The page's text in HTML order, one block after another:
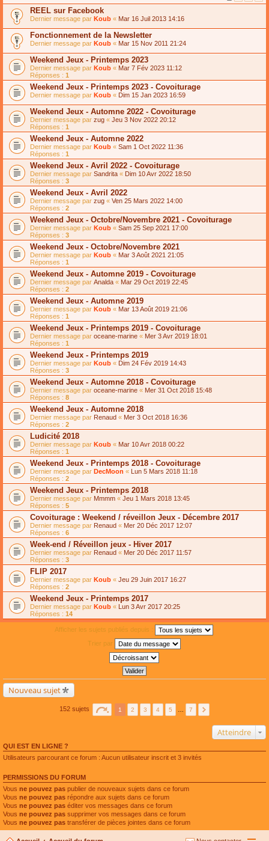
REEL sur Facebook
Dernier message par Koub « Mar 16 Juil 2013 14:16
Fonctionnement de la Newsletter
Dernier message par Koub « Mar 15 Nov 2011 21:24
Weekend Jeux - Printemps 2023
Dernier message par Koub « Mar 7 Fév 2023 11:12
Réponses : 1
Weekend Jeux - Printemps 2023 - Covoiturage
Dernier message par Koub « Dim 15 Jan 2023 16:59
Weekend Jeux - Automne 2022 - Covoiturage
Dernier message par zug « Jeu 3 Nov 2022 20:12
Réponses : 1
Weekend Jeux - Automne 2022
Dernier message par Koub « Sam 1 Oct 2022 11:36
Réponses : 1
Weekend Jeux - Avril 2022 - Covoiturage
Dernier message par Sandrita « Dim 10 Avr 2022 18:50
Réponses : 3
Weekend Jeux - Avril 2022
Dernier message par zug « Ven 25 Mars 2022 14:00
Réponses : 2
Weekend Jeux - Octobre/Novembre 2021 - Covoiturage
Dernier message par Koub « Sam 25 Sep 2021 17:00
Réponses : 3
Weekend Jeux - Octobre/Novembre 2021
Dernier message par Koub « Mar 3 Août 2021 21:05
Réponses : 1
Weekend Jeux - Automne 2019 - Covoiturage
Dernier message par Analda « Mar 29 Oct 2019 22:45
Réponses : 2
Weekend Jeux - Automne 2019
Dernier message par Koub « Mar 13 Août 2019 21:06
Réponses : 1
Weekend Jeux - Printemps 2019 - Covoiturage
Dernier message par oceane-marine « Mer 3 Avr 2019 18:01
Réponses : 1
Weekend Jeux - Printemps 2019
Dernier message par Koub « Dim 24 Fév 2019 14:43
Réponses : 3
Weekend Jeux - Automne 2018 - Covoiturage
Dernier message par oceane-marine « Mer 31 Oct 2018 15:48
Réponses : 8
Weekend Jeux - Automne 2018
Dernier message par Renaud « Mer 3 Oct 2018 16:36
Réponses : 2
Ludicité 2018
Dernier message par Koub « Mar 10 Avr 2018 00:22
Réponses : 1
Weekend Jeux - Printemps 2018 - Covoiturage
Dernier message par DecMoon « Lun 5 Mars 2018 11:18
Réponses : 2
Weekend Jeux - Printemps 2018
Dernier message par Mmmm « Jeu 1 Mars 2018 13:45
Réponses : 5
Covoiturage : Weekend / réveillon Jeux - Décembre 2017
Dernier message par Renaud « Mer 20 Déc 2017 12:07
Réponses : 6
Week-end / Réveillon jeux - Hiver 2017
Dernier message par Renaud « Mer 20 Déc 2017 11:57
Réponses : 3
FLIP 2017
Dernier message par Koub « Jeu 29 Juin 2017 16:27
Réponses : 2
Weekend Jeux - Printemps 2017
Dernier message par Koub « Lun 3 Avr 2017 20:25
Réponses : 14
Afficher les sujets publiés depuis :
Trier par
Nouveau sujet
152 sujets 1 2 3 4 5 7
Atteindre
QUI EST EN LIGNE ?
Utilisateurs parcourant ce forum : Aucun utilisateur inscrit et 3 invités
PERMISSIONS DU FORUM
Vous ne pouvez pas publier de nouveaux sujets dans ce forum
Vous ne pouvez pas répondre aux sujets dans ce forum
Vous ne pouvez pas éditer vos messages dans ce forum
Vous ne pouvez pas supprimer vos messages dans ce forum
Vous ne pouvez pas transférer de pièces jointes dans ce forum